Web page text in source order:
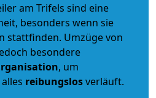
am Trifels sind eine
besonders wenn sie
stattfinden. Umzüge von
besondere
, um
reibungslosverläuft.